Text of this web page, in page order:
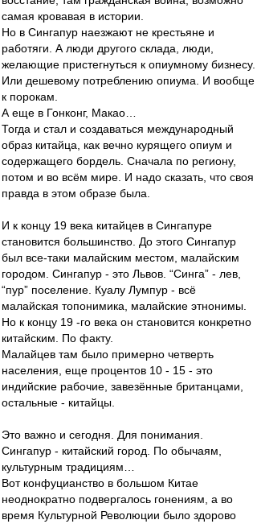
самая кровавая в истории.
Но в Сингапур наезжают не крестьяне и
работяги. А люди другого склада, люди,
желающие пристегнуться к опиумному бизнесу.
Или дешевому потреблению опиума. И вообще
к порокам.
А еще в Гонконг, Макао…
Тогда и стал и создаваться международный
образ китайца, как вечно курящего опиум и
содержащего бордель. Сначала по региону,
потом и во всём мире. И надо сказать, что своя
правда в этом образе была.
И к концу 19 века китайцев в Сингапуре
становится большинство. До этого Сингапур
был все-таки малайским местом, малайским
городом. Сингапур - это Львов. “Синга” - лев,
“пур” поселение. Куалу Лумпур - всё
малайская топонимика, малайские этнонимы.
Но к концу 19 -го века он становится конкретно
китайским. По факту.
Малайцев там было примерно четверть
населения, еще процентов 10 - 15 - это
индийские рабочие, завезённые британцами,
остальные - китайцы.
Это важно и сегодня. Для понимания.
Сингапур - китайский город. По обычаям,
культурным традициям…
Вот конфуцианство в большом Китае
неоднократно подвергалось гонениям, а во
время Культурной Революции было здорово